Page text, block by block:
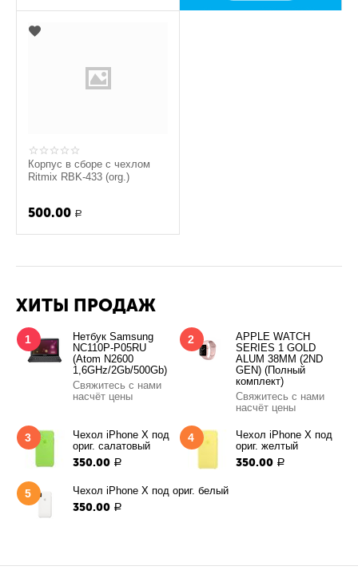
Корпус в сборе с чехлом
Ritmix RBK-433 (org.)
500.00 Р
ХИТЫ ПРОДАЖ
1
Нетбук Samsung
NC110P-P05RU
(Atom N2600
1,6GHz/2Gb/500Gb)
Свяжитесь с нами
насчёт цены
2
APPLE WATCH
SERIES 1 GOLD
ALUM 38MM (2ND
GEN) (Полный
комплект)
Свяжитесь с нами
насчёт цены
3
Чехол iPhone X под
ориг. салатовый
350.00 Р
4
Чехол iPhone X под
ориг. желтый
350.00 Р
5 Чехол iPhone X под ориг. белый
350.00 Р